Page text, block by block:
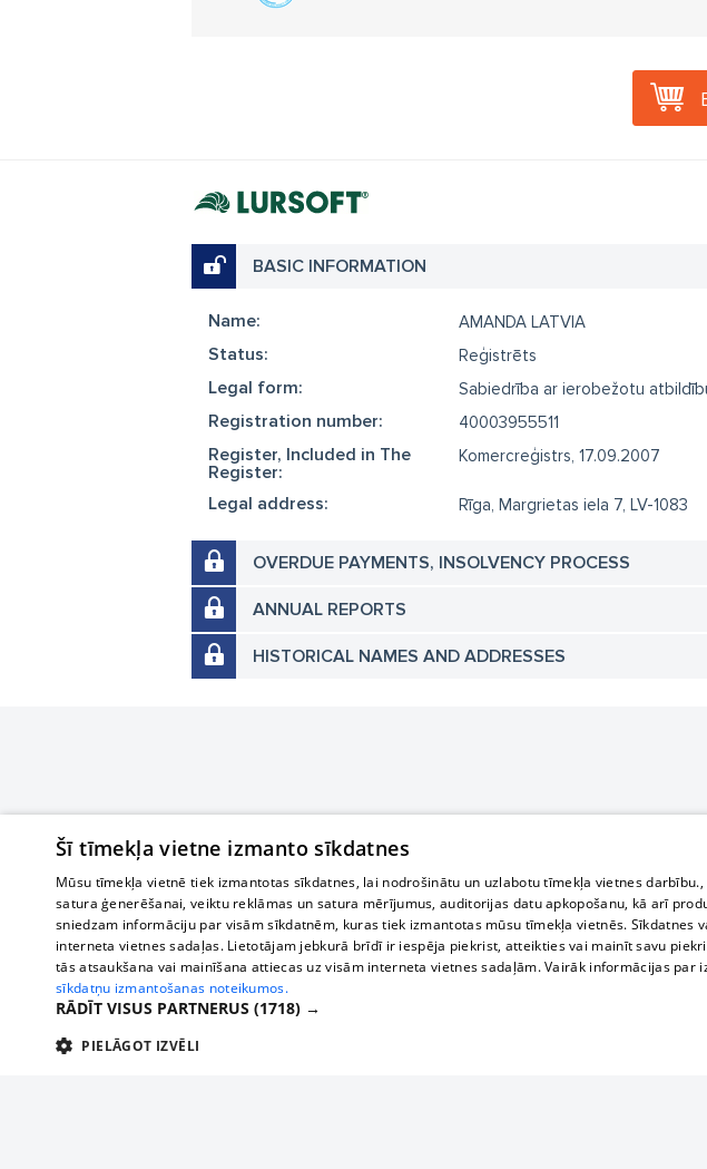
BASIC INFORMATION
Name: AMANDA LATVIA
Status: Reģistrēts
Legal form: Sabiedrība ar ierobežotu
Registration number: 40003955511
Register, Included in The
Register:
Komercreģistrs, 17.09.2007
Legal address: Rīga, Margrietas iela 7, LV-1083
OVERDUE PAYMENTS, INSOLVENCY PROCESS
ANNUAL REPORTS
HISTORICAL NAMES AND ADDRESSES
Šī tīmekļa vietne izmanto sīkdatnes
Mūsu tīmekļa vietnē tiek izmantotas sīkdatnes, lai nodrošinātu un uzlabotu tīmekļa vietnes
satura ģenerēšanai, veiktu reklāmas un satura mērījumus, auditorijas datu apkopošanu, kā arī
sniedzam informāciju par visām sīkdatnēm, kuras tiek izmantotas mūsu tīmekļa vietnēs. Sīkdatnes
interneta vietnes sadaļas. Lietotājam jebkurā brīdī ir iespēja piekrist, atteikties vai mainīt savu
tās atsaukšana vai mainīšana attiecas uz visām interneta vietnes sadaļām. Vairāk informācijas par
sīkdatņu izmantošanas noteikumos.
RĀDĪT VISUS PARTNERUS (1718) →
PIELĀGOT IZVĒLI